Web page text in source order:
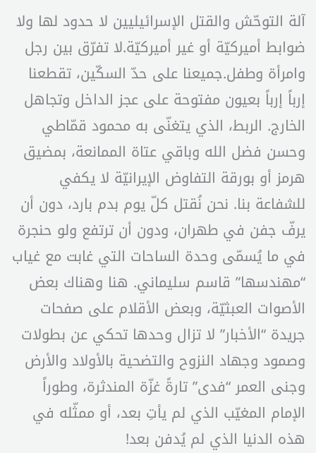
آلة التوحّش والقتل الإسرائيليين لا حدود لها ولا
ضوابط أميركيّة أو غير أميركيّة.لا تفرّق بين رجل
وامرأة وطفل.جميعنا على حدّ السكّين، تقطعنا
إرباً إرباً بعيون مفتوحة على عجز الداخل وتجاهل
الخارج. الربط، الذي يتغنّى به محمود قمّاطي
وحسن فضل الله وباقي عتاة الممانعة، بمضيق
هرمز أو بورقة التفاوض الإيرانيّة لا يكفي
للشفاعة بنا. نحن نُقتل كلّ يوم بدم بارد، دون أن
يرفّ جفن في طهران، ودون أن ترتفع ولو حنجرة
في ما يُسمّى وحدة الساحات التي غابت مع غياب
“مهندسها” قاسم سليماني. هنا وهناك بعض
الأصوات العبثيّة، وبعض الأقلام على صفحات
جريدة “الأخبار” لا تزال وحدها تحكي عن بطولات
وصمود وجهاد النزوح والتضحية بالأولاد والأرض
وجنى العمر “فدى” تارةً غزّة المندثرة، وطوراً
الإمام المغيّب الذي لم يأتِ بعد، أو ممثّله في
هذه الدنيا الذي لم يُدفن بعد!